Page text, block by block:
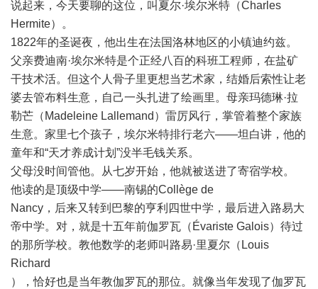
说起来，今天要聊的这位，叫夏尔·埃尔米特（Charles
Hermite）。
1822年的圣诞夜，他出生在法国洛林地区的小镇迪约兹。
父亲费迪南·埃尔米特是个正经八百的科班工程师，在盐矿
干技术活。但这个人骨子里更想当艺术家，结婚后索性让老
婆去管布料生意，自己一头扎进了绘画里。母亲玛德琳·拉
勒芒（Madeleine Lallemand）雷厉风行，掌管着整个家族
生意。家里七个孩子，埃尔米特排行老六——坦白讲，他的
童年和“天才养成计划”没半毛钱关系。
父母没时间管他。从七岁开始，他就被送进了寄宿学校。
他读的是顶级中学——南锡的Collège de
Nancy，后来又转到巴黎的亨利四世中学，最后进入路易大
帝中学。对，就是十五年前伽罗瓦（Évariste Galois）待过
的那所学校。教他数学的老师叫路易·里夏尔（Louis
Richard
），恰好也是当年教伽罗瓦的那位。就像当年发现了伽罗瓦